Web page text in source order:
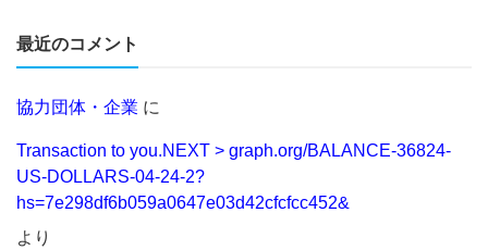
最近のコメント
協力団体・企業 に
Transaction to you.NEXT > graph.org/BALANCE-36824-
US-DOLLARS-04-24-2?
hs=7e298df6b059a0647e03d42cfcfcc452&
より